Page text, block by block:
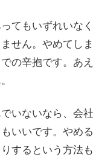
てもいずれいな
せん。やめてし
の辛抱です。あ
いないなら、会
いいです。やめ
するという方法